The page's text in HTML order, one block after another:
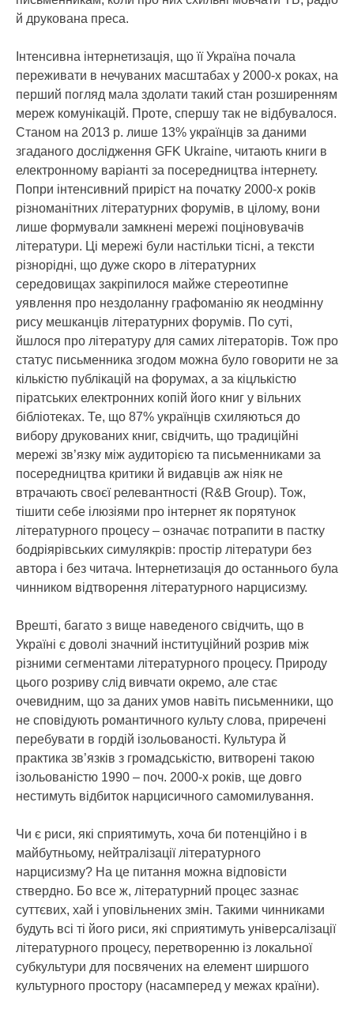
й друкована преса.
Інтенсивна інтернетизація, що її Україна почала
переживати в нечуваних масштабах у 2000-х роках, на
перший погляд мала здолати такий стан розширенням
мереж комунікацій. Проте, спершу так не відбувалося.
Станом на 2013 р. лише 13% українців за даними
згаданого дослідження GFK Ukraine, читають книги в
електронному варіанті за посередництва інтернету.
Попри інтенсивний приріст на початку 2000-х років
різноманітних літературних форумів, в цілому, вони
лише формували замкнені мережі поціновувачів
літератури. Ці мережі були настільки тісні, а тексти
різнорідні, що дуже скоро в літературних
середовищах закріпилося майже стереотипне
уявлення про нездоланну графоманію як неодмінну
рису мешканців літературних форумів. По суті,
йшлося про літературу для самих літераторів. Тож про
статус письменника згодом можна було говорити не за
кількістю публікацій на форумах, а за кіцлькістю
піратських електронних копій його книг у вільних
бібліотеках. Те, що 87% українців схиляються до
вибору друкованих книг, свідчить, що традиційні
мережі зв’язку між аудиторією та письменниками за
посередництва критики й видавців аж ніяк не
втрачають своєї релевантності (R&B Group). Тож,
тішити себе ілюзіями про інтернет як порятунок
літературного процесу – означає потрапити в пастку
бодріярівських симулякрів: простір літератури без
автора і без читача. Інтернетизація до останнього була
чинником відтворення літературного нарцисизму.
Врешті, багато з вище наведеного свідчить, що в
Україні є доволі значний інституційний розрив між
різними сегментами літературного процесу. Природу
цього розриву слід вивчати окремо, але стає
очевидним, що за даних умов навіть письменники, що
не сповідують романтичного культу слова, приречені
перебувати в гордій ізольованості. Культура й
практика зв’язків з громадськістю, витворені такою
ізольованістю 1990 – поч. 2000-х років, ще довго
нестимуть відбиток нарцисичного самомилування.
Чи є риси, які сприятимуть, хоча би потенційно і в
майбутньому, нейтралізації літературного
нарцисизму? На це питання можна відповісти
ствердно. Бо все ж, літературний процес зазнає
суттєвих, хай і уповільнених змін. Такими чинниками
будуть всі ті його риси, які сприятимуть універсалізації
літературного процесу, перетворенню із локальної
субкультури для посвячених на елемент ширшого
культурного простору (насамперед у межах країни).